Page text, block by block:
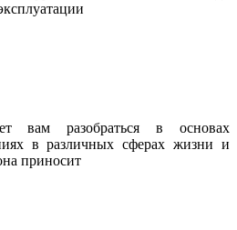
вам разобраться в основах
в различных сферах жизни и
приносит